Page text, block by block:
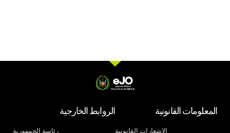
المعلومات القانونية
الإشعارات القانونية
الروابط الخارجية
رئاسة الجمهورية